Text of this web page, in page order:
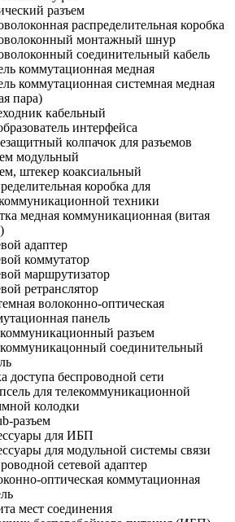
разъем
распределительная коробка
монтажный шнур
соединительный кабель
коммутационная медная
коммутационная системная медная
пара)
кабельный
интерфейса
колпачок для разъемов
модульный
штекер коаксиальный
коробка для
техники
медная коммуникационная (витая
адаптер
коммутатор
маршрутизатор
ретранслятор
волоконно-оптическая
панель
разъем
соединительный
доступа беспроводной сети
для телекоммуникационной
колодки
разъем
для ИБП
для модульной системы связи
сетевой адаптер
оптическая коммутационная
мест соединения